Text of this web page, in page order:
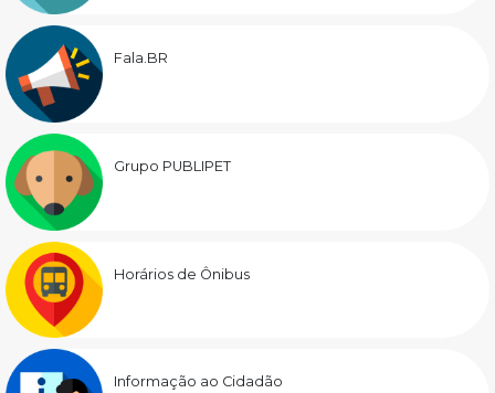
Fala.BR
Grupo PUBLIPET
Horários de Ônibus
Informação ao Cidadão